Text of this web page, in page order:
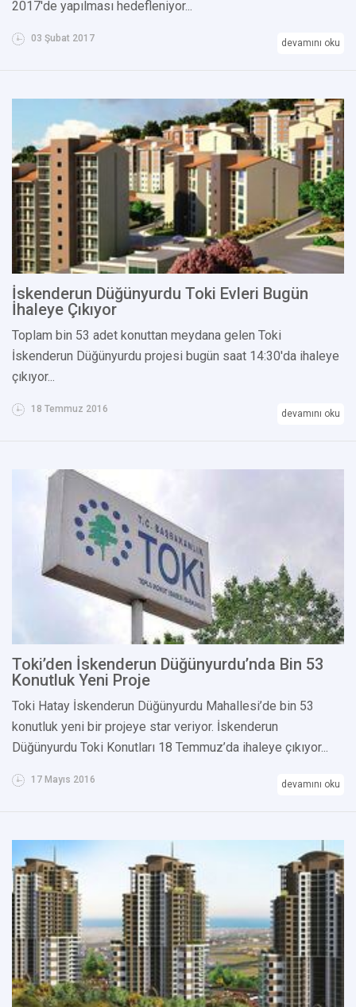
2017'de yapılması hedefleniyor...
03 Şubat 2017 devamını oku
İskenderun Düğünyurdu Toki Evleri Bugün
İhaleye Çıkıyor
Toplam bin 53 adet konuttan meydana gelen Toki
İskenderun Düğünyurdu projesi bugün saat 14:30'da ihaleye
çıkıyor...
18 Temmuz 2016 devamını oku
Toki’den İskenderun Düğünyurdu’nda Bin 53
Konutluk Yeni Proje
Toki Hatay İskenderun Düğünyurdu Mahallesi’de bin 53
konutluk yeni bir projeye star veriyor. İskenderun
Düğünyurdu Toki Konutları 18 Temmuz’da ihaleye çıkıyor...
17 Mayıs 2016 devamını oku